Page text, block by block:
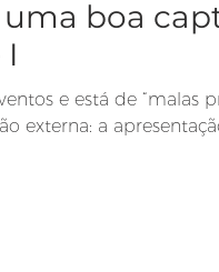
boa
e está de “malas
externa: a